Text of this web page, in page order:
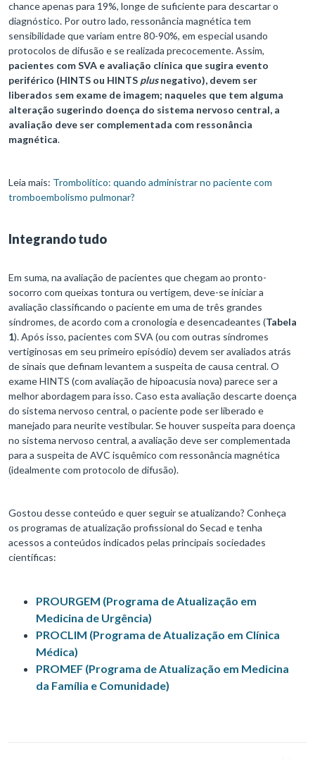
chance apenas para 19%, longe de suficiente para descartar o
diagnóstico. Por outro lado, ressonância magnética tem
sensibilidade que variam entre 80-90%, em especial usando
protocolos de difusão e se realizada precocemente. Assim,
pacientes com SVA e avaliação clínica que sugira evento
periférico (HINTS ou HINTS plusnegativo), devem ser
liberados sem exame de imagem; naqueles que tem alguma
alteração sugerindo doença do sistema nervoso central, a
avaliação deve ser complementada com ressonância
magnética.
Leia mais: Trombolítico: quando administrar no paciente com
tromboembolismo pulmonar?
Integrando tudo
Em suma, na avaliação de pacientes que chegam ao pronto-
socorro com queixas tontura ou vertigem, deve-se iniciar a
avaliação classificando o paciente em uma de três grandes
síndromes, de acordo com a cronologia e desencadeantes (Tabela
1). Após isso, pacientes com SVA (ou com outras síndromes
vertiginosas em seu primeiro episódio) devem ser avaliados atrás
de sinais que definam levantem a suspeita de causa central. O
exame HINTS (com avaliação de hipoacusia nova) parece ser a
melhor abordagem para isso. Caso esta avaliação descarte doença
do sistema nervoso central, o paciente pode ser liberado e
manejado para neurite vestibular. Se houver suspeita para doença
no sistema nervoso central, a avaliação deve ser complementada
para a suspeita de AVC isquêmico com ressonância magnética
(idealmente com protocolo de difusão).
Gostou desse conteúdo e quer seguir se atualizando? Conheça
os programas de atualização profissional do Secad e tenha
acessos a conteúdos indicados pelas principais sociedades
científicas:
PROURGEM (Programa de Atualização em
Medicina de Urgência)
PROCLIM (Programa de Atualização em Clínica
Médica)
PROMEF (Programa de Atualização em Medicina
da Família e Comunidade)